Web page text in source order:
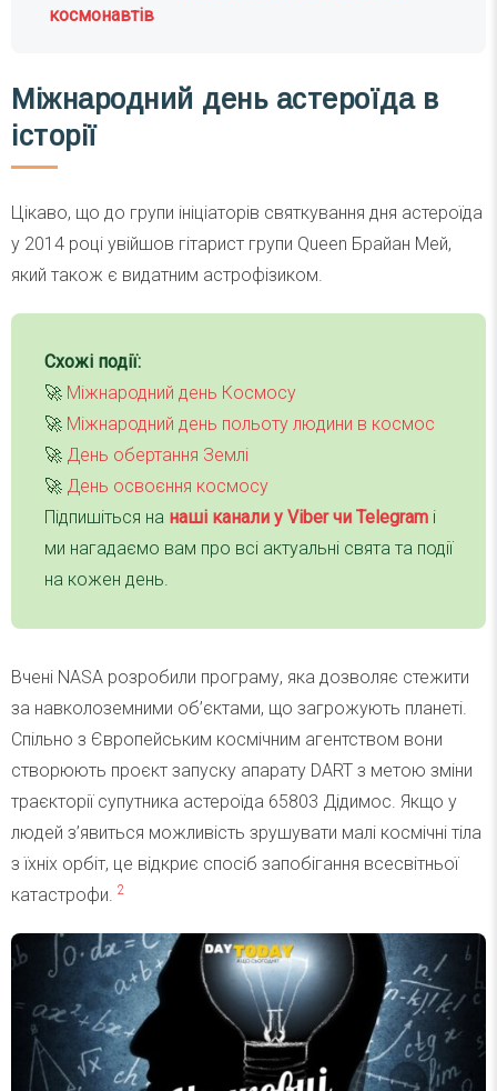
космонавтів
Міжнародний день астероїда в
історії
Цікаво, що до групи ініціаторів святкування дня астероїда
у 2014 році увійшов гітарист групи Queen Брайан Мей,
який також є видатним астрофізиком.
Схожі події:
🚀 Міжнародний день Космосу
🚀 Міжнародний день польоту людини в космос
🚀 День обертання Землі
🚀 День освоєння космосу
Підпишіться на наші канали у Viber чи Telegram і
ми нагадаємо вам про всі актуальні свята та події
на кожен день.
Вчені NASA розробили програму, яка дозволяє стежити
за навколоземними об’єктами, що загрожують планеті.
Спільно з Європейським космічним агентством вони
створюють проєкт запуску апарату DART з метою зміни
траєкторії супутника астероїда 65803 Дідимос. Якщо у
людей з’явиться можливість зрушувати малі космічні тіла
з їхніх орбіт, це відкриє спосіб запобігання всесвітньої
катастрофи.
2